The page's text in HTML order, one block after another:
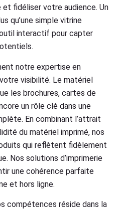
fidéliser votre audience. Un
qu’une simple vitrine
interactif pour capter
notre expertise en
visibilité. Le matériel
les brochures, cartes de
un rôle clé dans une
En combinant l’attrait
du matériel imprimé, nos
qui reflètent fidèlement
Nos solutions d’imprimerie
une cohérence parfaite
et hors ligne.
compétences réside dans la